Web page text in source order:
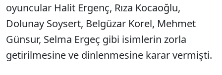
oyuncular Halit Ergenç, Rıza Kocaoğlu,
Dolunay Soysert, Belgüzar Korel, Mehmet
Günsur, Selma Ergeç gibi isimlerin zorla
getirilmesine ve dinlenmesine karar vermişti.